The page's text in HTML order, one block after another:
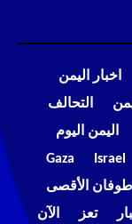
اخبار اليمن
التحالف
اليمن اليوم
Israel
Gaza
طوفان الأقصى
تعز الآن